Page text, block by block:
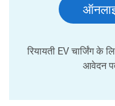
रियायती EV चार्जिंग
आवेदन